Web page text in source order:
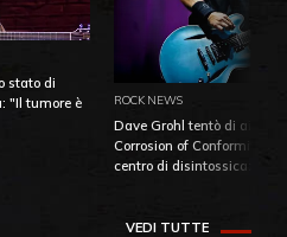
stato di
"Il tumore è
ROCK NEWS
Dave Grohl tentò di
Corrosion of Conformity
centro di
VEDI TUTTE